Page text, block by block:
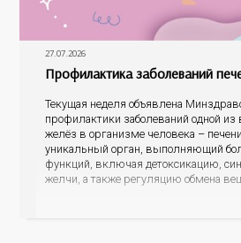
27.07.2026
Профилактика заболеваний
Текущая неделя объявлена
профилактики заболеваний одной
желёз в организме человека –
уникальный орган, выполняющий
функций, включая детоксикацию,
желчи, а также регуляцию обмена